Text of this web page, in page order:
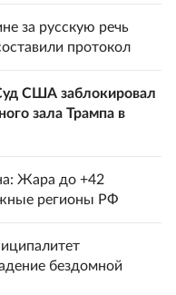
за русскую речь
протокол
США заблокировал
зала Трампа в
Жара до +42
регионы РФ
бездомной